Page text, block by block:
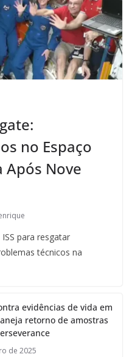
no Espaço
Após Nove
para resgatar
técnicos na
evidências de vida em
retorno de amostras
de 2025